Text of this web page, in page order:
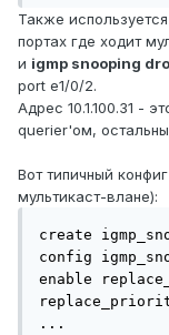
Также используется
портах где ходит
и igmp snooping
port e1/0/2.
Адрес 10.1.100.31 -
querier'ом,
Вот типичный
мультикаст-влане):
create
config
enable
...